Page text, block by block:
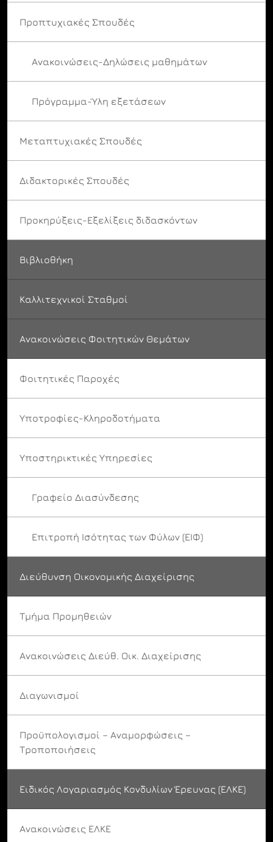
Προπτυχιακές Σπουδές
Ανακοινώσεις-Δηλώσεις μαθημάτων
Πρόγραμμα-Ύλη εξετάσεων
Μεταπτυχιακές Σπουδές
Διδακτορικές Σπουδές
Προκηρύξεις-Εξελίξεις διδασκόντων
Βιβλιοθήκη
Καλλιτεχνικοί Σταθμοί
Ανακοινώσεις Φοιτητικών Θεμάτων
Φοιτητικές Παροχές
Υποτροφίες-Κληροδοτήματα
Υποστηρικτικές Υπηρεσίες
Γραφείο Διασύνδεσης
Επιτροπή Ισότητας των Φύλων (ΕΙΦ)
Διεύθυνση Οικονομικής Διαχείρισης
Τμήμα Προμηθειών
Ανακοινώσεις Διεύθ. Οικ. Διαχείρισης
Διαγωνισμοί
Προϋπολογισμοί – Αναμορφώσεις –
Τροποποιήσεις
Ειδικός Λογαριασμός Κονδυλίων Έρευνας (ΕΛΚΕ)
Ανακοινώσεις ΕΛΚΕ